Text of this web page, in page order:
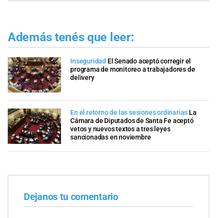
Además tenés que leer:
Inseguridad El Senado aceptó corregir el
programa de monitoreo a trabajadores de
delivery
En el retorno de las sesiones ordinarias La
Cámara de Diputados de Santa Fe aceptó
vetos y nuevos textos a tres leyes
sancionadas en noviembre
Dejanos tu comentario